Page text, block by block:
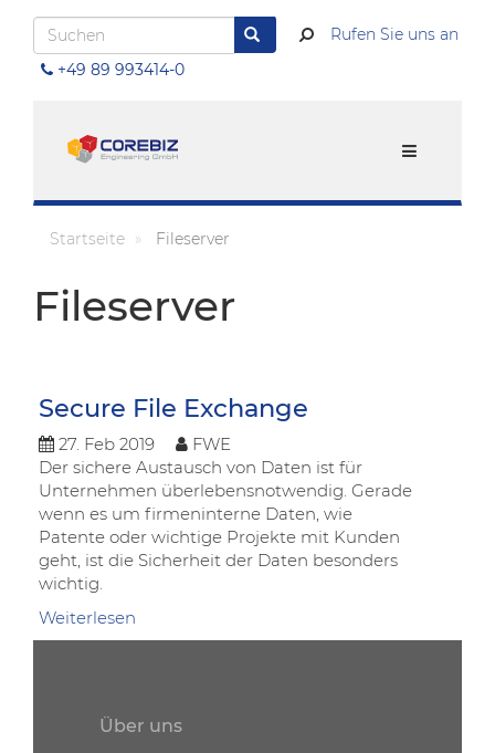
Direkt
Inhalt
Suchen Suchen
Rufen Sie uns an
+49 89 993414-0
Menu
Startseite Fileserver
Fileserver
Secure File Exchange
27. Feb 2019
FWE
Der sichere Austausch von Daten ist für
Unternehmen überlebensnotwendig. Gerade
wenn es um firmeninterne Daten, wie
Patente oder wichtige Projekte mit Kunden
geht, ist die Sicherheit der Daten besonders
wichtig.
Weiterlesen
Secure
Über uns